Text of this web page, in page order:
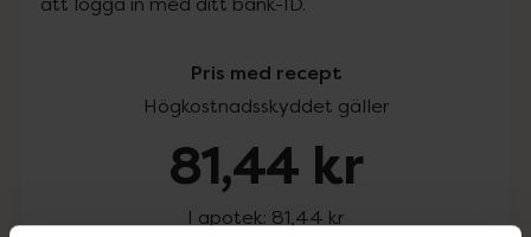
Pris med recept
Högkostnadsskyddet gäller
81,44 kr
I apotek: 81,44 kr